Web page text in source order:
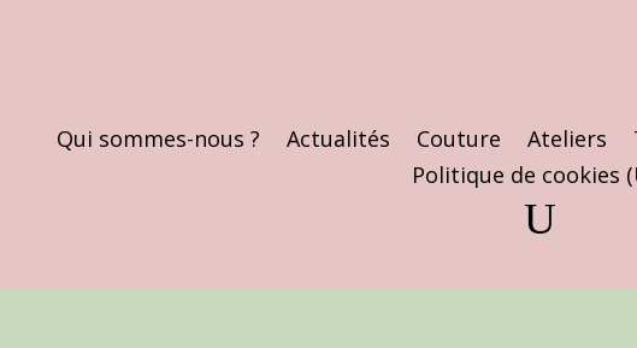
Qui sommes-nous ? Actualités Couture Ateliers
Politique de cookies